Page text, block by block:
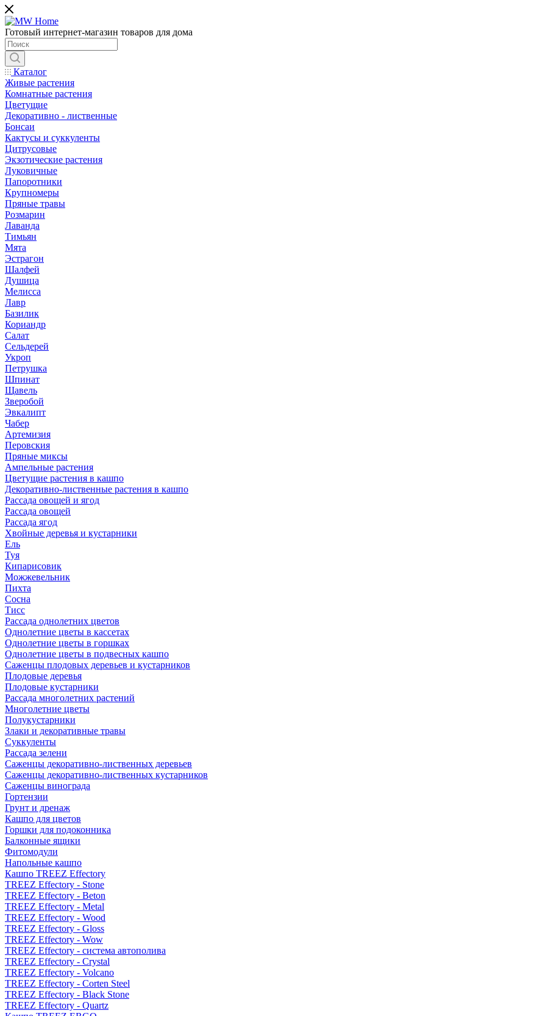
Готовый интернет-магазин товаров для дома
Каталог
Живые растения
Комнатные растения
Цветущие
Декоративно - лиственные
Бонсаи
Кактусы и суккуленты
Цитрусовые
Экзотические растения
Луковичные
Папоротники
Крупномеры
Пряные травы
Розмарин
Лаванда
Тимьян
Мята
Эстрагон
Шалфей
Душица
Мелисса
Лавр
Базилик
Кориандр
Салат
Сельдерей
Укроп
Петрушка
Шпинат
Щавель
Зверобой
Эвкалипт
Чабер
Артемизия
Перовския
Пряные миксы
Ампельные растения
Цветущие растения в кашпо
Декоративно-лиственные растения в кашпо
Рассада овощей и ягод
Рассада овощей
Рассада ягод
Хвойные деревья и кустарники
Ель
Туя
Кипарисовик
Можжевельник
Пихта
Сосна
Тисc
Рассада однолетних цветов
Однолетние цветы в кассетах
Однолетние цветы в горшках
Однолетние цветы в подвесных кашпо
Саженцы плодовых деревьев и кустарников
Плодовые деревья
Плодовые кустарники
Рассада многолетних растений
Многолетние цветы
Полукустарники
Злаки и декоративные травы
Суккуленты
Рассада зелени
Саженцы декоративно-лиственных деревьев
Саженцы декоративно-лиственных кустарников
Саженцы винограда
Гортензии
Грунт и дренаж
Кашпо для цветов
Горшки для подоконника
Балконные ящики
Фитомодули
Напольные кашпо
Кашпо TREEZ Effectory
TREEZ Effectory - Stone
TREEZ Effectory - Beton
TREEZ Effectory - Metal
TREEZ Effectory - Wood
TREEZ Effectory - Gloss
TREEZ Effectory - Wow
TREEZ Effectory - система автополива
TREEZ Effectory - Crystal
TREEZ Effectory - Volcano
TREEZ Effectory - Corten Steel
TREEZ Effectory - Black Stone
TREEZ Effectory - Quartz